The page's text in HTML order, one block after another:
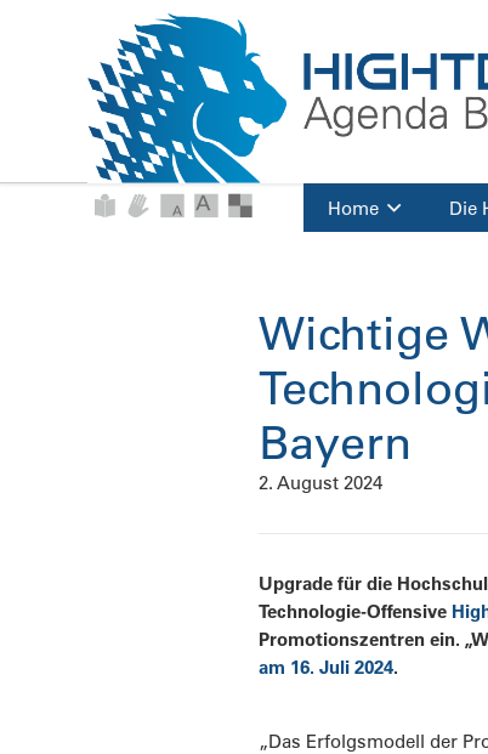
Home Die
Wichtige
Bayern
2. August 2024
Upgrade für die
Technologie-Offensive
Promotionszentren ein.
am 16. Juli 2024.
„Das Erfolgsmodell der